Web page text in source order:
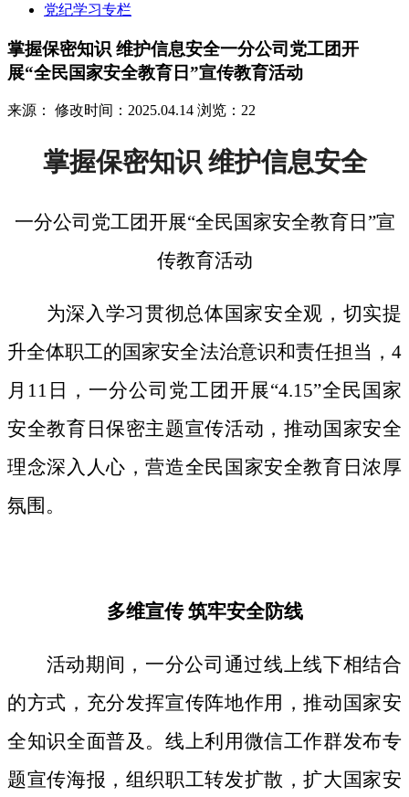
党纪学习专栏
掌握保密知识 维护信息安全一分公司党工团开
展“全民国家安全教育日”宣传教育活动
来源： 修改时间：2025.04.14 浏览：22
掌握保密知识 维护信息安全
一分公司党工团开展“全民国家安全教育日”宣
传教育活动
为深入学习贯彻总体国家安全观，切实提
升全体职工的国家安全法治意识和责任担当， 4
月11日，一分公司党工团开展“4.15”全民国家
安全教育日保密主题宣传活动，推动国家安全
理念深入人心，营造全民国家安全教育日浓厚
氛围。
多维宣传筑牢安全防线
活动期间， 一分公司通过线上线下相结合
的方式， 充分发挥宣传阵地作用，推动国家安
全知识全面普及。线上利用微信工作群发布专
题宣传海报，组织职工转发扩散，扩大国家安